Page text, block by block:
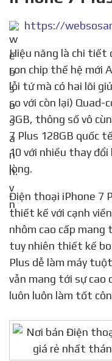
Hiệu năng là chi tiết đáng giá nhất khi máy sử dụng
con chip thế hệ mới
lỗi tứ mà có hai lõi
so với còn lại) Quad-
3GB, thông số vô
7 Plus 128GB quốc
10 với nhiều thay
lòng.
Điện thoại iPhone 7 Plus 128GB quốc tế vẫn được
thiết kế với cạnh
nhôm cao cấp mang
tuy nhiên thiết kế bo
Plus dễ làm máy
vẫn mang tới sự
luôn luôn làm tốt